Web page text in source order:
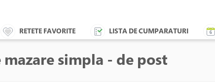
RETETE FAVORITE LISTA DE CUMPARATURI
mazare simpla - de post